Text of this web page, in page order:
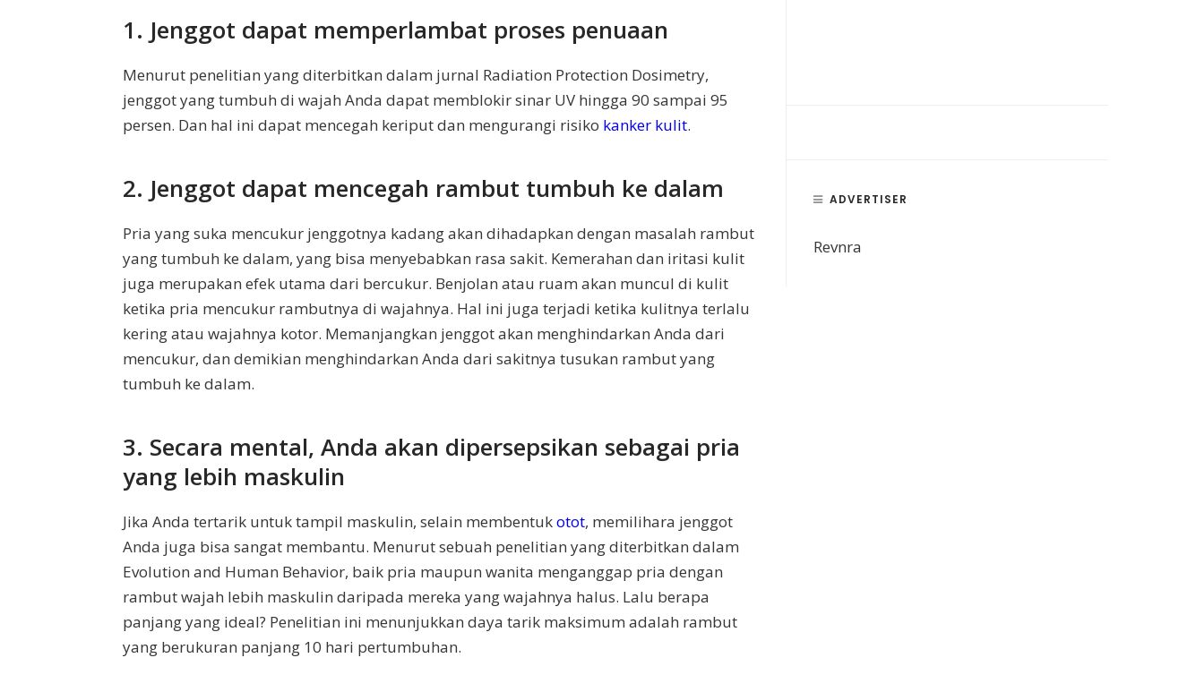
1. Jenggot dapat memperlambat proses penuaan
Menurut penelitian yang diterbitkan dalam jurnal Radiation Protection Dosimetry,
jenggot yang tumbuh di wajah Anda dapat memblokir sinar UV hingga 90 sampai 95
persen. Dan hal ini dapat mencegah keriput dan mengurangi risiko kanker kulit.
2. Jenggot dapat mencegah rambut tumbuh ke dalam
Pria yang suka mencukur jenggotnya kadang akan dihadapkan dengan masalah rambut
yang tumbuh ke dalam, yang bisa menyebabkan rasa sakit. Kemerahan dan iritasi kulit
juga merupakan efek utama dari bercukur. Benjolan atau ruam akan muncul di kulit
ketika pria mencukur rambutnya di wajahnya. Hal ini juga terjadi ketika kulitnya terlalu
kering atau wajahnya kotor. Memanjangkan jenggot akan menghindarkan Anda dari
mencukur, dan demikian menghindarkan Anda dari sakitnya tusukan rambut yang
tumbuh ke dalam.
3. Secara mental, Anda akan dipersepsikan sebagai pria
yang lebih maskulin
Jika Anda tertarik untuk tampil maskulin, selain membentukotot, memilihara jenggot
Anda juga bisa sangat membantu. Menurut sebuah penelitian yang diterbitkan dalam
Evolution and Human Behavior, baik pria maupun wanita menganggap pria dengan
rambut wajah lebih maskulin daripada mereka yang wajahnya halus. Lalu berapa
panjang yang ideal? Penelitian ini menunjukkan daya tarik maksimum adalah rambut
yang berukuran panjang 10 hari pertumbuhan.
ADVERTISER
Revnra